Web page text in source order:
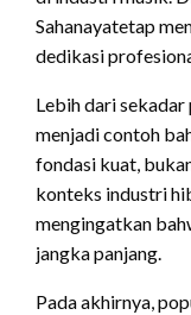
Sahanayatetap
dedikasi
Lebih dari
menjadi contoh
fondasi kuat,
konteks industri
mengingatkan
jangka panjang.
Pada akhirnya,